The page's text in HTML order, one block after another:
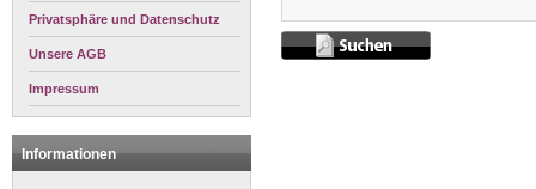
Privatsphäre und Datenschutz
Unsere AGB
Impressum
Informationen